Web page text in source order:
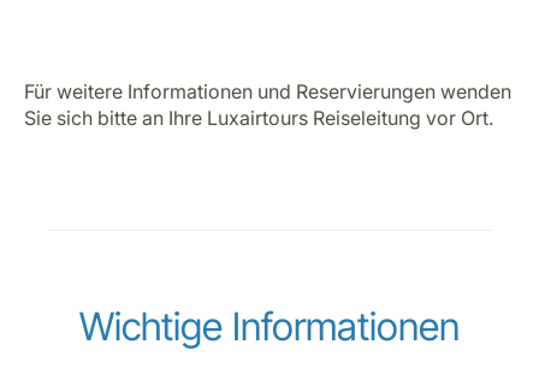
Für weitere Informationen und Reservierungen wenden
Sie sich bitte an Ihre Luxairtours Reiseleitung vor Ort.
Wichtige Informationen